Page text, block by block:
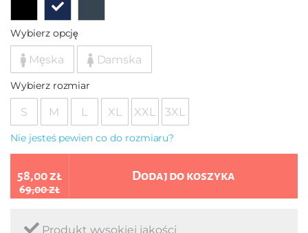
Wybierz opcję
Męska Damska
Wybierz rozmiar
S M L XL XXL 3XL
Nie jesteś pewien co do rozmiaru?
58,00 zł
69,00 zł
Dodaj do koszyka
Produkt wysokiej jakości